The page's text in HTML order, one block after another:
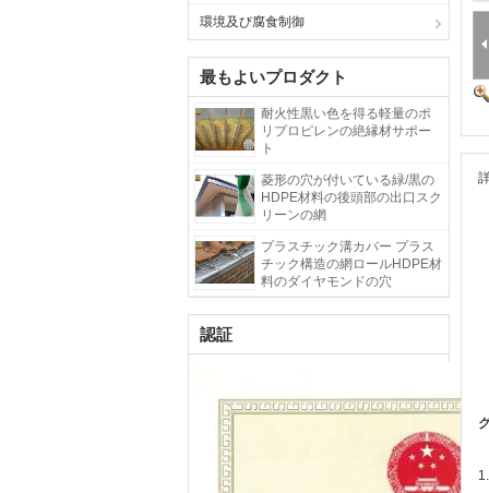
環境及び腐食制御
最もよいプロダクト
耐火性黒い色を得る軽量のポ
リプロピレンの絶縁材サポー
ト
菱形の穴が付いている緑/黒の
HDPE材料の後頭部の出口スク
リーンの網
プラスチック溝カバー プラス
チック構造の網ロールHDPE材
料のダイヤモンドの穴
認証